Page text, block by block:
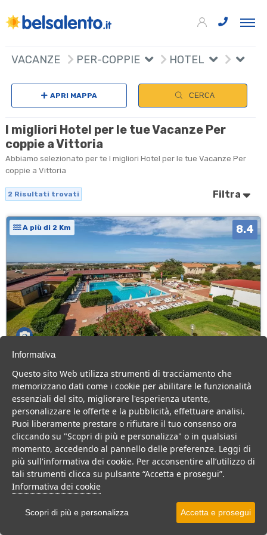
VACANZE PER-COPPIE HOTEL
APRI MAPPA CERCA
I migliori Hotel per le tue Vacanze Per
coppie a Vittoria
Abbiamo selezionato per te I migliori Hotel per le tue Vacanze Per
coppie a Vittoria
2 Risultati trovati Filtra
A più di 2 Km 8.4
Sicilia > Vittoria > Scoglitti
330 Camere
Immerso nel verde, animazione, piscine, buona cucina e mare da
sogno per una vacanza divertente e rilassante.
Villaggio Resort Hotel
VEDI SU MAPPA
+
Informativa
Questo sito Web utilizza strumenti di tracciamento che
memorizzano dati come i cookie per abilitare le funzionalità
essenziali del sito, migliorare l'esperienza utente,
personalizzare le offerte e la pubblicità, effettuare analisi.
Puoi liberamente prestare o rifiutare il tuo consenso ora
cliccando su "Scopri di più e personalizza" o in qualsiasi
momento, accedendo al pannello delle preferenze. Leggi di
più sull'informativa dei cookie. Per acconsentire all’utilizzo di
tali strumenti clicca su pulsante “Accetta e prosegui”.
Informativa dei cookie
Scopri di più e personalizza Accetta e prosegui